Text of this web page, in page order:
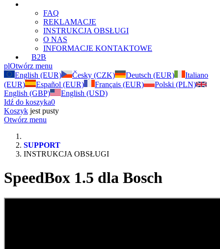
FAQ
REKLAMACJE
INSTRUKCJA OBSŁUGI
O NAS
INFORMACJE KONTAKTOWE
B2B
plOtwórz menu
English (EUR)
Česky (CZK) Deutsch (EUR)
Italiano
(EUR)
Español (EUR) Français (EUR)
Polski (PLN)
English (GBP)
English (USD)
Idź do koszyka0
Koszyk jest pusty
Otwórz menu
SUPPORT
INSTRUKCJA OBSŁUGI
SpeedBox 1.5 dla Bosch